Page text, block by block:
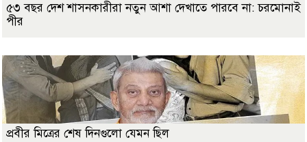
৫৩ বছর দেশ শাসনকারীরা নতুন আশা দেখাতে পারবে না: চরমোনাই
পীর
প্রবীর মিত্রের শেষ দিনগুলো যেমন ছিল